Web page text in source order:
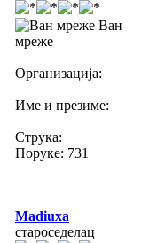
Ван
мреже
Организација:
Име и презиме:
Струка:
Поруке: 731
Madiuxa
староседелац